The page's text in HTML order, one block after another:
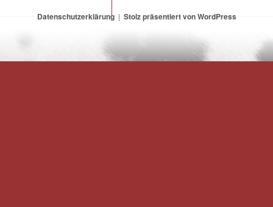
Datenschutzerklärung Stolz präsentiert von WordPress